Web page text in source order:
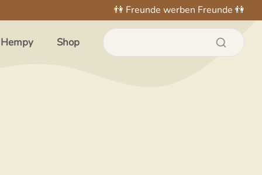
👫 Freunde werben Freunde 👫
Shop